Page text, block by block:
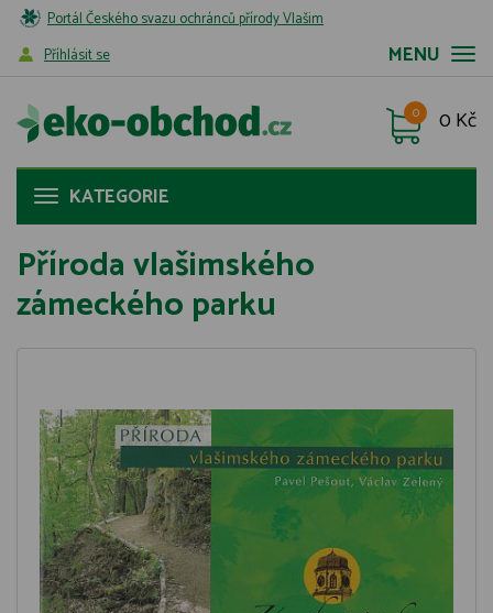
Portál Českého svazu ochránců přírody Vlašim
MENU
Příhlásit se
0 Kč
0
KATEGORIE
Příroda vlašimského
zámeckého parku